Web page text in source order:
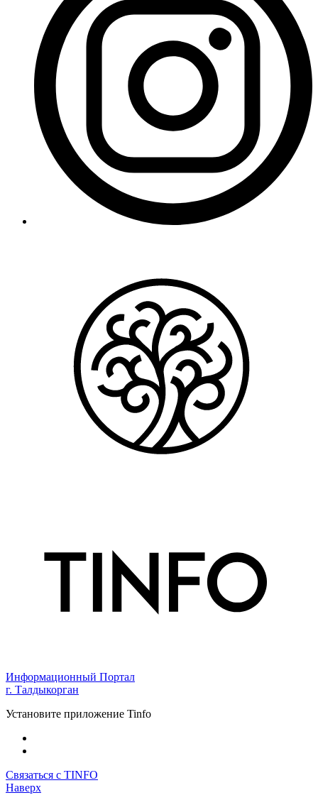
Информационный Портал
г. Талдыкорган
Установите приложение Tinfo
Связаться с TINFO
Наверх